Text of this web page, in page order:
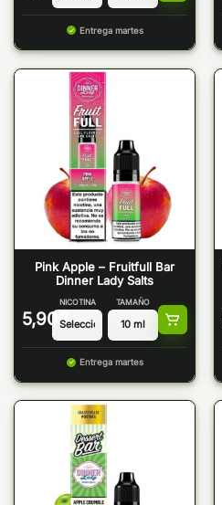
Entrega martes
Pink Apple – Fruitfull Bar
Dinner Lady Salts
5,90 €
NICOTINA TAMAÑO
Entrega martes